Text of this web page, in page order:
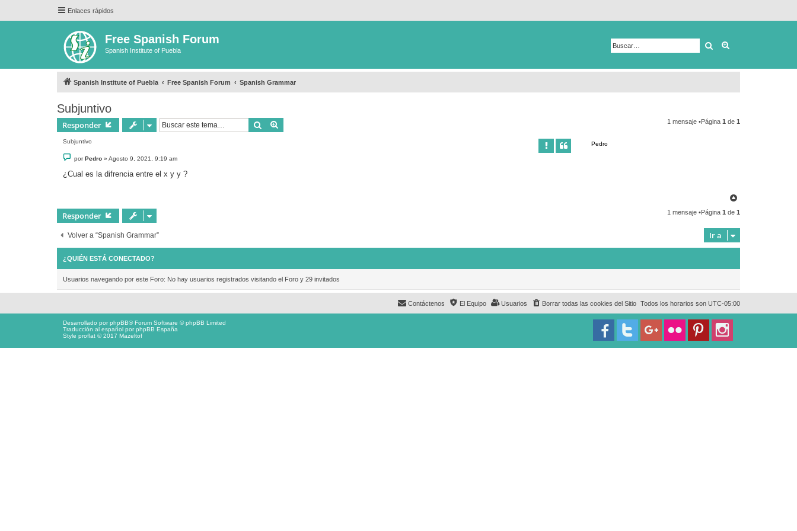
Enlaces rápidos
Free Spanish Forum
Spanish Institute of Puebla Buscar
Spanish Institute of Puebla Free Spanish Forum Spanish Grammar
Subjuntivo
Responder Buscar 1 mensaje •Página 1 de 1
Pedro
Subjuntivo
e
n
s
porPedro » Agosto 9, 2021, 9:19 am
¿Cual es la difrencia entre el x y y ?
r
b
Responder 1 mensaje •Página 1 de 1
Volver a “Spanish Grammar” Ir a
¿QUIÉN ESTÁ CONECTADO?
Usuarios navegando por este Foro: No hay usuarios registrados visitando el Foro y 29 invitados
Todos los horarios son UTC-05:00
Borrar todas las cookies del Sitio
Usuarios
El Equipo
Contáctenos
Desarrollado porphpBB® Forum Software © phpBB Limited
Traducción al español porphpBB España
Style proflat © 2017 Mazeltof